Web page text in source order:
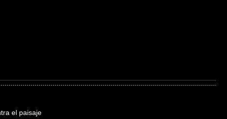
el paisaje